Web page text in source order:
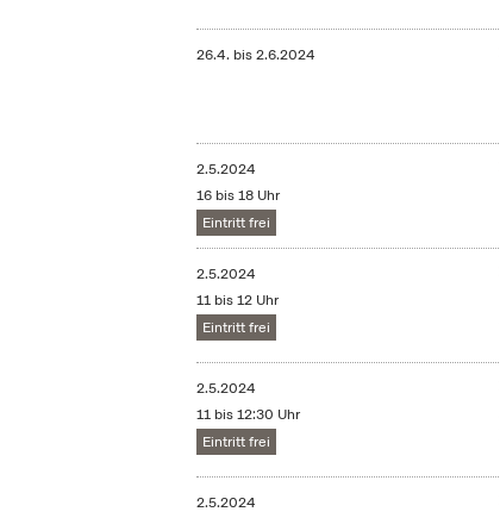
26.4. bis2.6.2024
2.5.2024
16 bis 18 Uhr
Eintritt frei
2.5.2024
11 bis 12 Uhr
Eintritt frei
2.5.2024
11 bis 12:30 Uhr
Eintritt frei
2.5.2024